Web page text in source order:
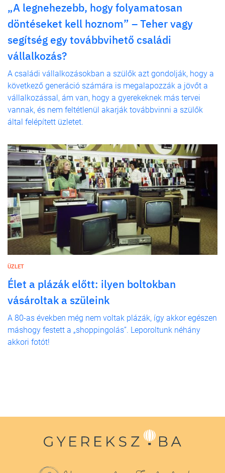
„A legnehezebb, hogy folyamatosan
döntéseket kell hoznom” – Teher vagy
segítség egy továbbvihető családi
vállalkozás?
A családi vállalkozásokban a szülők azt gondolják, hogy a
következő generáció számára is megalapozzák a jövőt a
vállalkozással, ám van, hogy a gyerekeknek más tervei
vannak, és nem feltétlenül akarják továbbvinni a szülők
által felépített üzletet.
ÜZLET
Élet a plázák előtt: ilyen boltokban
vásároltak a szüleink
A 80-as években még nem voltak plázák, így akkor egészen
máshogy festett a „shoppingolás”. Leporoltunk néhány
akkori fotót!